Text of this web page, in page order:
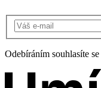
Odebíráním souhlasíte se